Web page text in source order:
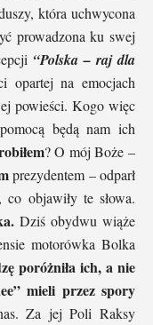
która uchwycona
prowadzona ku swej
“Polska – raj dla
opartej na emocjach
powieści. Kogo więc
będą nam ich
? O mój Boże –
prezydentem – odparł
objawiły te słowa.
Dziś obydwu wiąże
motorówka Bolka
poróżniła ich, a nie
mieli przez spory
Za jej Poli Raksy